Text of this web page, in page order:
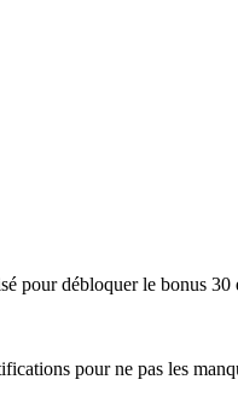
pour débloquer le bonus 30
pour ne pas les